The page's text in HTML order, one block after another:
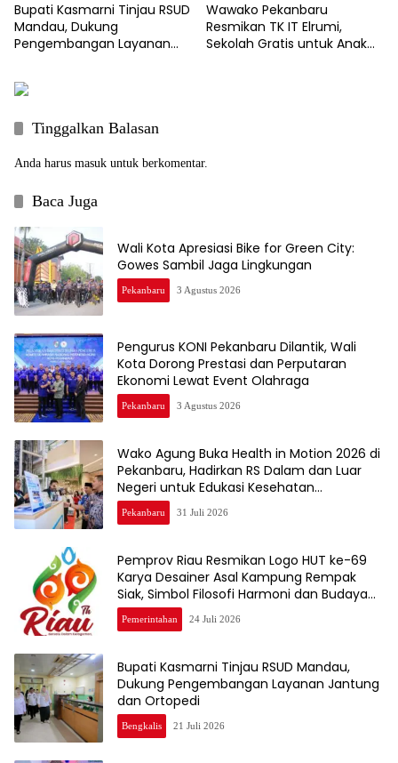
Bupati Kasmarni Tinjau RSUD
Mandau, Dukung
Pengembangan Layanan
Wawako Pekanbaru
Resmikan TK IT Elrumi,
Sekolah Gratis untuk Anak
Tinggalkan Balasan
Anda harus masuk untuk berkomentar.
Baca Juga
Wali Kota Apresiasi Bike for Green City:
Gowes Sambil Jaga Lingkungan
Pekanbaru 3 Agustus 2026
Pengurus KONI Pekanbaru Dilantik, Wali
Kota Dorong Prestasi dan Perputaran
Ekonomi Lewat Event Olahraga
Pekanbaru 3 Agustus 2026
Wako Agung Buka Health in Motion 2026 di
Pekanbaru, Hadirkan RS Dalam dan Luar
Negeri untuk Edukasi Kesehatan
Masyarakat
Pekanbaru 31 Juli 2026
Pemprov Riau Resmikan Logo HUT ke-69
Karya Desainer Asal Kampung Rempak
Siak, Simbol Filosofi Harmoni dan Budaya
Melayu
Pemerintahan 24 Juli 2026
Bupati Kasmarni Tinjau RSUD Mandau,
Dukung Pengembangan Layanan Jantung
dan Ortopedi
Bengkalis 21 Juli 2026